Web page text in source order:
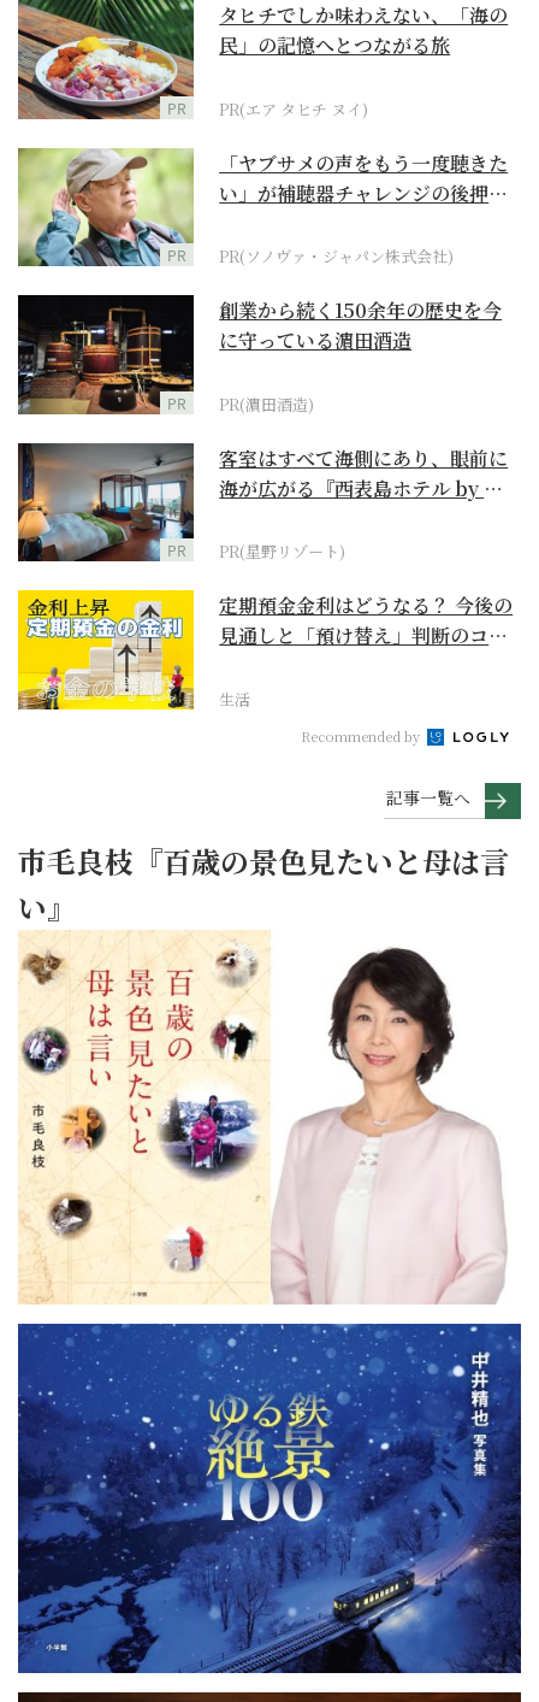
PR
タヒチでしか味わえない、「海の
民」の記憶へとつながる旅
PR(エア タヒチ ヌイ)
PR
「ヤブサメの声をもう一度聴きた
い」が補聴器チャレンジの後押し
PR(ソノヴァ・ジャパン株式会社)
PR
創業から続く150余年の歴史を今
に守っている濵田酒造
PR(濵田酒造)
PR
客室はすべて海側にあり、眼前に
海が広がる『西表島ホテル by 星
PR(星野リゾート)
定期預金金利はどうなる？ 今後の
見通しと「預け替え」判断のコツ
生活
Recommended by
記事一覧へ
市毛良枝『百歳の景色見たいと母は言
い』